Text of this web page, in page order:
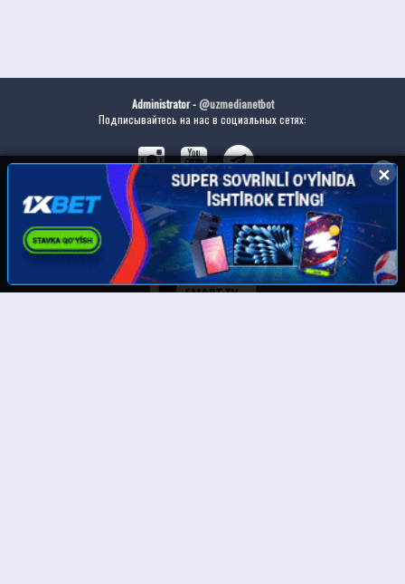
Administrator -@uzmedianetbot
Подписывайтесь на нас в социальных сетях:
Скачайте наше приложение:
✕
✕